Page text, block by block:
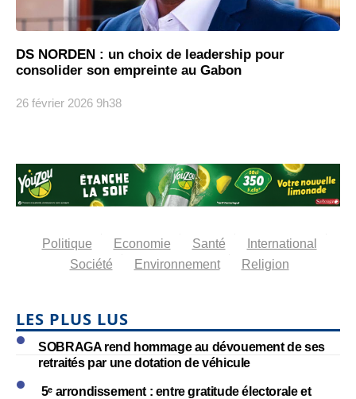
DS NORDEN : un choix de leadership pour
consolider son empreinte au Gabon
26 février 2026 9h38
Politique Economie Santé
International
Société
Environnement Religion
LES PLUS LUS
SOBRAGA rend hommage au dévouement de ses
retraités par une dotation de véhicule
5ᵉ arrondissement : entre gratitude électorale et